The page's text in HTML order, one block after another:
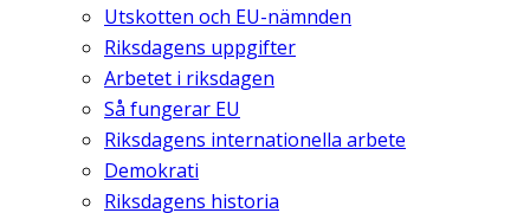
Utskotten och EU-nämnden
Riksdagens uppgifter
Arbetet i riksdagen
Så fungerar EU
Riksdagens internationella arbete
Demokrati
Riksdagens historia